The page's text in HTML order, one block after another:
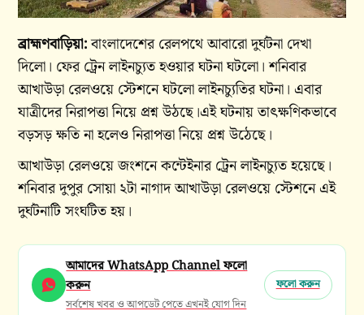
ব্রাহ্মণবাড়িয়া:বাংলাদেশের রেলপথে আবারো দুর্ঘটনা দেখা
দিলো। ফের ট্রেন লাইনচ্যুত হওয়ার ঘটনা ঘটলো। শনিবার
আখাউড়া রেলওয়ে স্টেশনে ঘটলো লাইনচ্যুতির ঘটনা। এবার
যাত্রীদের নিরাপত্তা নিয়ে প্রশ্ন উঠছে।এই ঘটনায় তাৎক্ষণিকভাবে
বড়সড় ক্ষতি না হলেও নিরাপত্তা নিয়ে প্রশ্ন উঠেছে।
আখাউড়া রেলওয়ে জংশনে কন্টেইনার ট্রেন লাইনচ্যুত হয়েছে।
শনিবার দুপুর সোয়া ২টা নাগাদ আখাউড়া রেলওয়ে স্টেশনে এই
দুর্ঘটনাটি সংঘটিত হয়।
আমাদের WhatsApp Channel ফলো
করুন
সর্বশেষ খবর ও আপডেট পেতে এখনই যোগ দিন
ফলো করুন